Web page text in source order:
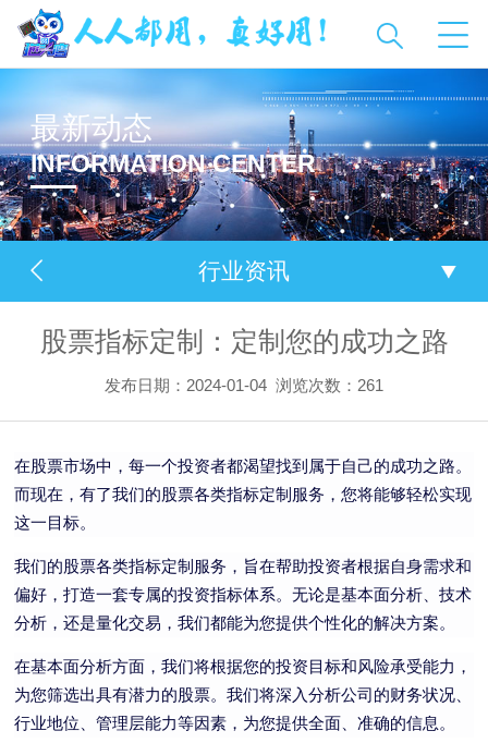
最新动态
INFORMATION CENTER
行业资讯
股票指标定制：定制您的成功之路
发布日期：2024-01-04 浏览次数： 261
在股票市场中，每一个投资者都渴望找到属于自己的成功之路。
而现在，有了我们的股票各类指标定制服务，您将能够轻松实现
这一目标。
我们的股票各类指标定制服务，旨在帮助投资者根据自身需求和
偏好，打造一套专属的投资指标体系。无论是基本面分析、技术
分析，还是量化交易，我们都能为您提供个性化的解决方案。
在基本面分析方面，我们将根据您的投资目标和风险承受能力，
为您筛选出具有潜力的股票。我们将深入分析公司的财务状况、
行业地位、管理层能力等因素，为您提供全面、准确的信息。